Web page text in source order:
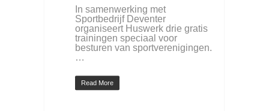
In samenwerking met
Sportbedrijf Deventer
organiseert Huswerk drie gratis
trainingen speciaal voor
besturen van sportverenigingen.
…
Read More